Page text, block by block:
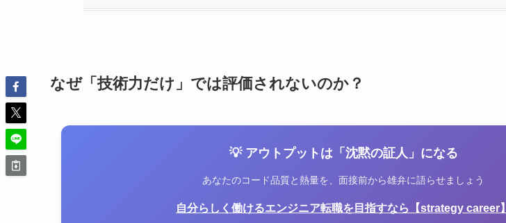
なぜ「技術力だけ」では評価されないのか？
💡 アウトプットは「沈黙の証人」になる
あなたのコード品質と熱量を、面接前から雄弁に語らせましょう
自分らしく働けるエンジニア転職を目指すなら【strategy career】